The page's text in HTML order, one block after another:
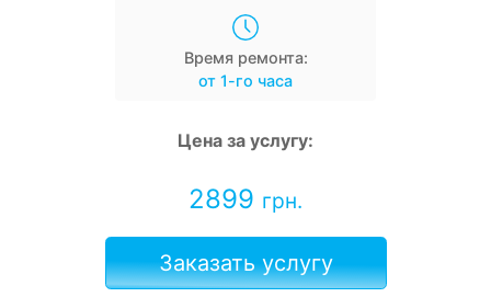
Время ремонта:
от 1-го часа
Цена за услугу:
2899 грн.
Заказать услугу